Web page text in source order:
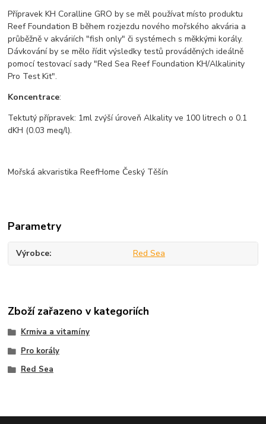
Přípravek KH Coralline GRO by se měl používat místo produktu
Reef Foundation B během rozjezdu nového mořského akvária a
průběžně v akváriích "fish only" či systémech s měkkými korály.
Dávkování by se mělo řídit výsledky testů prováděných ideálně
pomocí testovací sady "Red Sea Reef Foundation KH/Alkalinity
Pro Test Kit".
Koncentrace:
Tektutý přípravek: 1ml zvýší úroveň Alkality ve 100 litrech o 0.1
dKH (0.03 meq/l).
Mořská akvaristika ReefHome Český Těšín
Parametry
Výrobce Red Sea
Zboží zařazeno v kategoriích
Krmiva a vitamíny
Pro korály
Red Sea